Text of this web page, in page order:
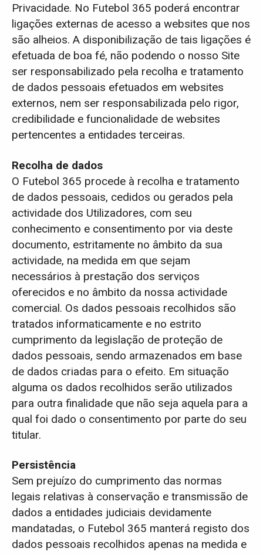
Privacidade. No Futebol 365 poderá encontrar
ligações externas de acesso a websites que nos
são alheios. A disponibilização de tais ligações é
efetuada de boa fé, não podendo o nosso Site
ser responsabilizado pela recolha e tratamento
de dados pessoais efetuados em websites
externos, nem ser responsabilizada pelo rigor,
credibilidade e funcionalidade de websites
pertencentes a entidades terceiras.
Recolha de dados
O Futebol 365 procede à recolha e tratamento
de dados pessoais, cedidos ou gerados pela
actividade dos Utilizadores, com seu
conhecimento e consentimento por via deste
documento, estritamente no âmbito da sua
actividade, na medida em que sejam
necessários à prestação dos serviços
oferecidos e no âmbito da nossa actividade
comercial. Os dados pessoais recolhidos são
tratados informaticamente e no estrito
cumprimento da legislação de proteção de
dados pessoais, sendo armazenados em base
de dados criadas para o efeito. Em situação
alguma os dados recolhidos serão utilizados
para outra finalidade que não seja aquela para a
qual foi dado o consentimento por parte do seu
titular.
Persistência
Sem prejuízo do cumprimento das normas
legais relativas à conservação e transmissão de
dados a entidades judiciais devidamente
mandatadas, o Futebol 365 manterá registo dos
dados pessoais recolhidos apenas na medida e